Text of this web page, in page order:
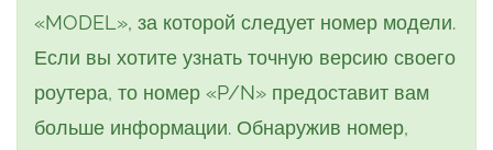
«MODEL», за которой следует номер модели.
Если вы хотите узнать точную версию своего
роутера, то номер «P/N» предоставит вам
больше информации. Обнаружив номер,